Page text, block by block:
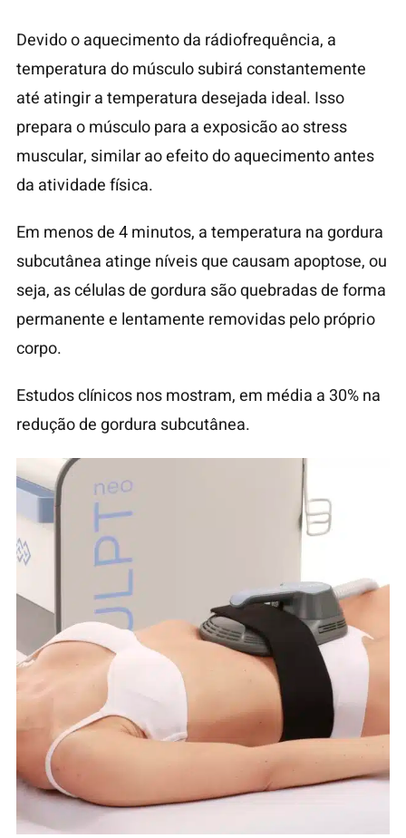
Devido o aquecimento da rádiofrequência, a
temperatura do músculo subirá constantemente
até atingir a temperatura desejada ideal. Isso
prepara o músculo para a exposicão ao stress
muscular, similar ao efeito do aquecimento antes
da atividade física.
Em menos de 4 minutos, a temperatura na gordura
subcutânea atinge níveis que causam apoptose, ou
seja, as células de gordura são quebradas de forma
permanente e lentamente removidas pelo próprio
corpo.
Estudos clínicos nos mostram, em média a 30% na
redução de gordura subcutânea.